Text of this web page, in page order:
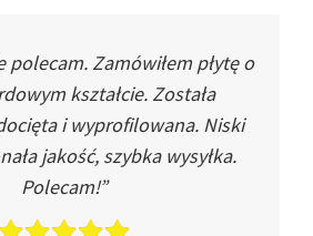
polecam. Zamówiłem płytę o
kształcie. Została
i wyprofilowana. Niski
jakość, szybka wysyłka.
Polecam!”